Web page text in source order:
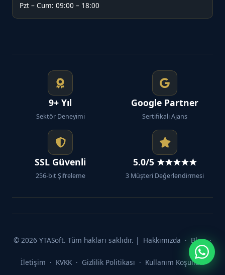
Pzt – Cum: 09:00 – 18:00
9+ Yıl
Sektör Deneyimi
Google Partner
Sertifikalı Ajans
SSL Güvenli
256-bit Şifreleme
5.0/5 ★★★★★
3 Müşteri Değerlendirmesi
© 2026 YTASoft. Tüm hakları saklıdır. | Hakkımızda · Blog ·
İletişim · KVKK · Gizlilik Politikası · Kullanım Koşulları